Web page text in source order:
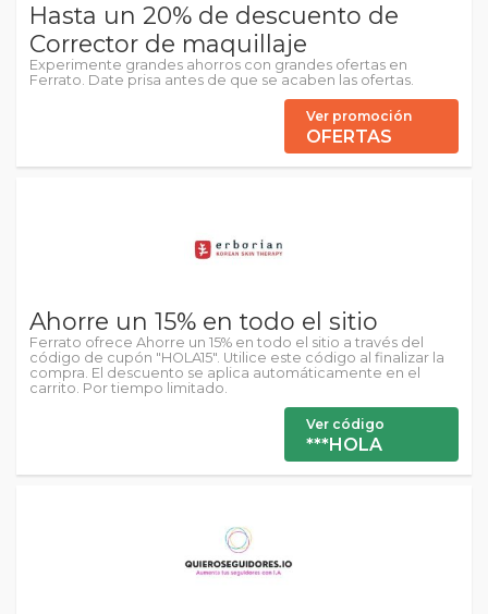
Hasta un 20% de descuento de
Corrector de maquillaje
Experimente grandes ahorros con grandes ofertas en
Ferrato. Date prisa antes de que se acaben las ofertas.
Ver promoción
OFERTAS
Ahorre un 15% en todo el sitio
Ferrato ofrece Ahorre un 15% en todo el sitio a través del
código de cupón "HOLA15". Utilice este código al finalizar la
compra. El descuento se aplica automáticamente en el
carrito. Por tiempo limitado.
Ver código
***HOLA